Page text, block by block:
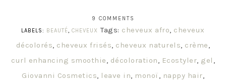
9 COMMENTS
LABELS: BEAUTÉ,CHEVEUX Tags: cheveux afro, cheveux
décolorés, cheveux frisés, cheveux naturels, crème,
curl enhancing smoothie, décoloration, Ecostyler, gel ,
Giovanni Cosmetics, leave in, monoï, nappy hair,